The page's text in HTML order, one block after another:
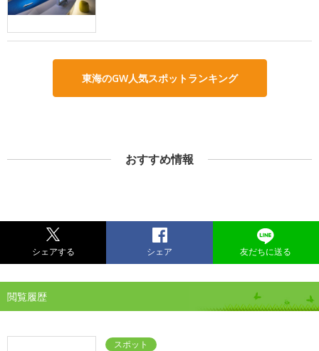
東海のGW人気スポットランキング
おすすめ情報
シェアする シェア 友だちに送る
閲覧履歴